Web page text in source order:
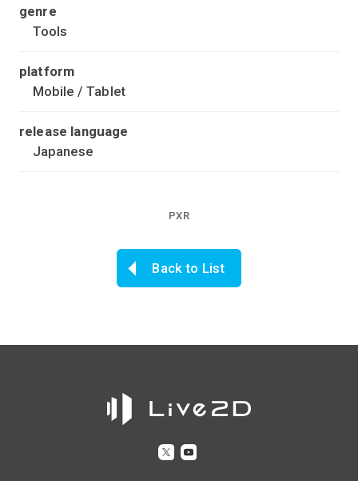
genre
Tools
platform
Mobile / Tablet
release language
Japanese
PXR
Back to List